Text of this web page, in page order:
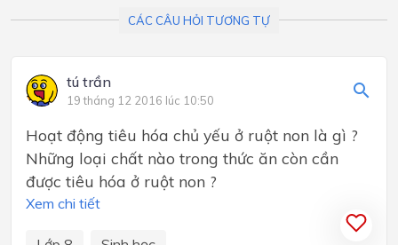
CÁC CÂU HỎI TƯƠNG TỰ
tú trần
19 tháng 12 2016 lúc 10:50
Hoạt động tiêu hóa chủ yếu ở ruột non là gì ?
Những loại chất nào trong thức ăn còn cần
được tiêu hóa ở ruột non ?
Xem chi tiết